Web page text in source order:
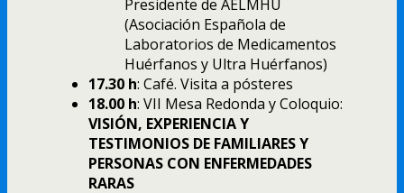
Presidente de AELMHU
(Asociación Española de
Laboratorios de Medicamentos
Huérfanos y Ultra Huérfanos)
17.30 h: Café. Visita a pósteres
18.00 h: VII Mesa Redonda y Coloquio:
VISIÓN, EXPERIENCIA Y
TESTIMONIOS DE FAMILIARES Y
PERSONAS CON ENFERMEDADES
RARAS